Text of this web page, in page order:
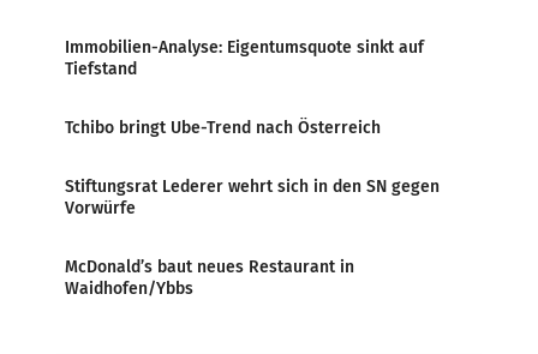
Immobilien-Analyse: Eigentumsquote sinkt auf
Tiefstand
Tchibo bringt Ube-Trend nach Österreich
Stiftungsrat Lederer wehrt sich in den SN gegen
Vorwürfe
McDonald’s baut neues Restaurant in
Waidhofen/Ybbs